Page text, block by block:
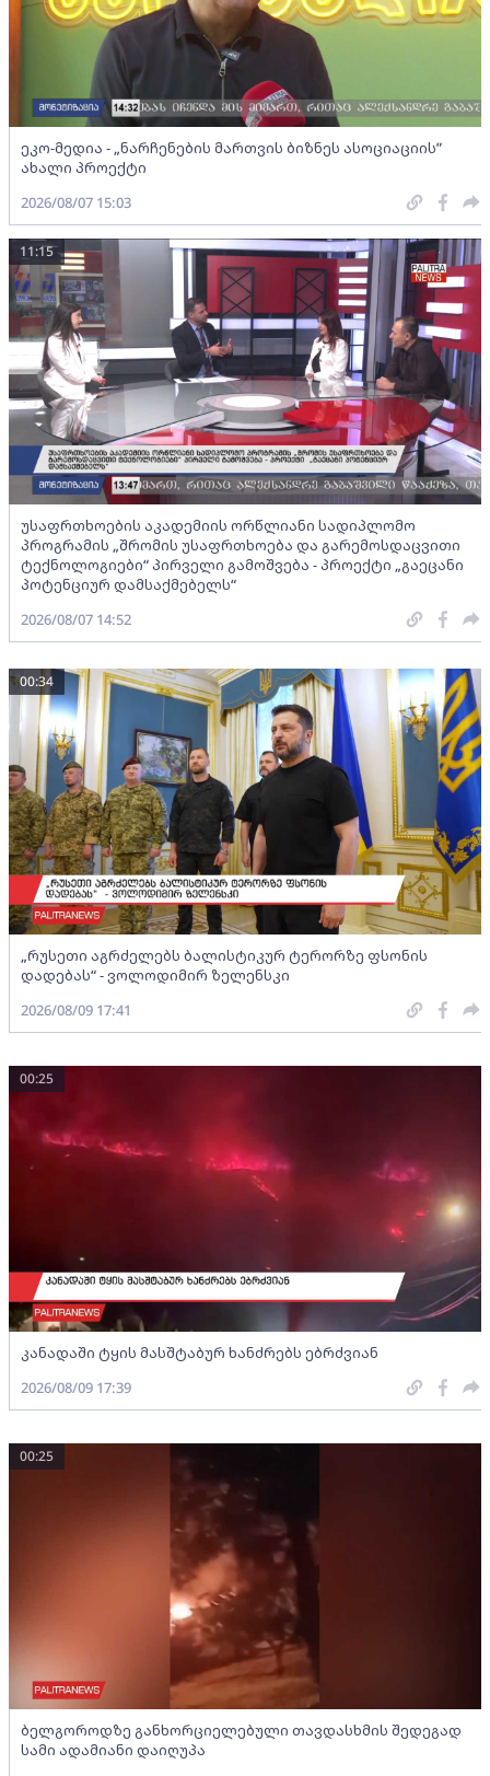
ეკო-მედია - „ნარჩენების მართვის ბიზნეს ასოციაციის”
ახალი პროექტი
2026/08/07 15:03
უსაფრთხოების აკადემიის ორწლიანი სადიპლომო
პროგრამის „შრომის უსაფრთხოება და გარემოსდაცვითი
ტექნოლოგიები“ პირველი გამოშვება - პროექტი „გაეცანი
პოტენციურ დამსაქმებელს“
11:15
2026/08/07 14:52
„რუსეთი აგრძელებს ბალისტიკურ ტერორზე ფსონის
დადებას“ - ვოლოდიმირ ზელენსკი
00:34
2026/08/09 17:41
კანადაში ტყის მასშტაბურ ხანძრებს ებრძვიან
00:25
2026/08/09 17:39
ბელგოროდზე განხორციელებული თავდასხმის შედეგად
სამი ადამიანი დაიღუპა
00:25